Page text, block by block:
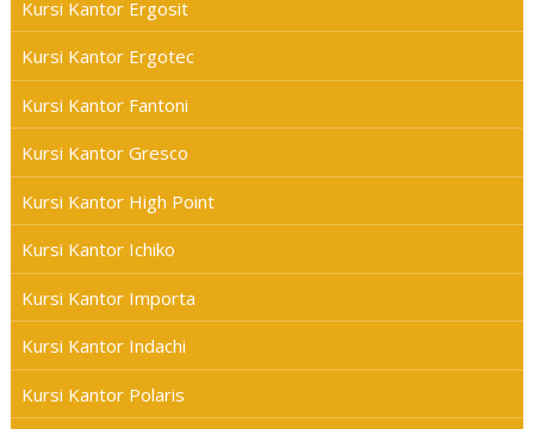
Kursi Kantor Ergosit
Kursi Kantor Ergotec
Kursi Kantor Fantoni
Kursi Kantor Gresco
Kursi Kantor High Point
Kursi Kantor Ichiko
Kursi Kantor Importa
Kursi Kantor Indachi
Kursi Kantor Polaris